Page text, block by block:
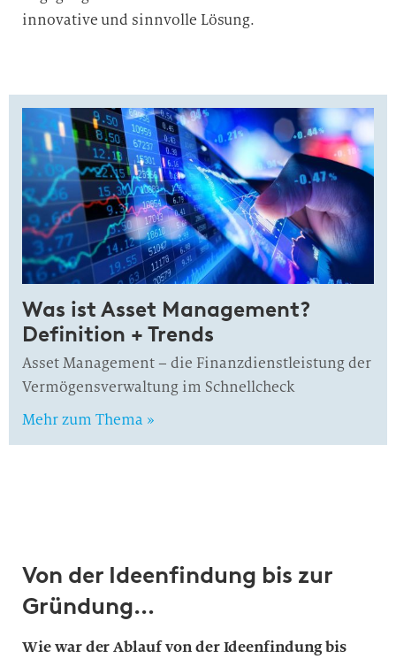
innovative und sinnvolle Lösung.
Was ist Asset Management?
Definition + Trends
Asset Management – die Finanzdienstleistung der
Vermögensverwaltung im Schnellcheck
Mehr zum Thema »
Von der Ideenfindung bis zur
Gründung…
Wie war der Ablauf von der Ideenfindung bis